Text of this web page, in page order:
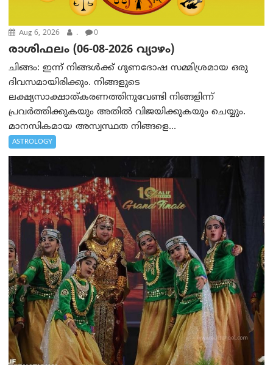
Aug 6, 2026 . 0
രാശിഫലം (06-08-2026 വ്യാഴം)
ചിങ്ങം: ഇന്ന് നിങ്ങൾക്ക് ഗുണദോഷ സമ്മിശ്രമായ ഒരു
ദിവസമായിരിക്കും. നിങ്ങളുടെ
ലക്ഷ്യസാക്ഷാത്കരണത്തിനുവേണ്ടി നിങ്ങളിന്ന്
പ്രവർത്തിക്കുകയും അതില്‍ വിജയിക്കുകയും ചെയ്യും.
മാനസികമായ അസ്വസ്ഥത നിങ്ങളെ...
ASTROLOGY